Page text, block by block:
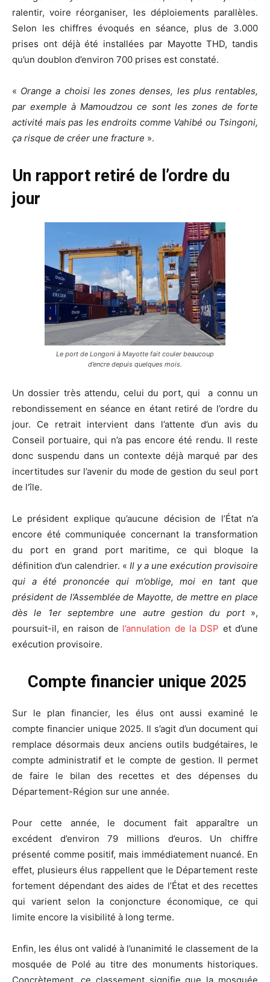
ralentir, voire réorganiser, les déploiements parallèles.
Selon les chiffres évoqués en séance, plus de 3.000
prises ont déjà été installées par Mayotte THD, tandis
qu’un doublon d’environ 700 prises est constaté.
« Orange a choisi les zones denses, les plus rentables,
par exemple à Mamoudzou ce sont les zones de forte
activité mais pas les endroits comme Vahibé ou Tsingoni,
ça risque de créer une fracture ».
Un rapport retiré de l’ordre du
jour
Le port de Longoni à Mayotte fait couler beaucoup
d’encre depuis quelques mois.
Un dossier très attendu, celui du port, qui a connu un
rebondissement en séance en étant retiré de l’ordre du
jour. Ce retrait intervient dans l’attente d’un avis du
Conseil portuaire, qui n’a pas encore été rendu. Il reste
donc suspendu dans un contexte déjà marqué par des
incertitudes sur l’avenir du mode de gestion du seul port
de l’île.
Le président explique qu’aucune décision de l’État n’a
encore été communiquée concernant la transformation
du port en grand port maritime, ce qui bloque la
définition d’un calendrier. « Il y a une exécution provisoire
qui a été prononcée qui m’oblige, moi en tant que
président de l’Assemblée de Mayotte, de mettre en place
dès le 1er septembre une autre gestion du port»,
poursuit-il, en raison de l’annulation de la DSP et d’une
exécution provisoire.
Compte financier unique 2025
Sur le plan financier, les élus ont aussi examiné le
compte financier unique 2025. Il s’agit d’un document qui
remplace désormais deux anciens outils budgétaires, le
compte administratif et le compte de gestion. Il permet
de faire le bilan des recettes et des dépenses du
Département-Région sur une année.
Pour cette année, le document fait apparaître un
excédent d’environ 79 millions d’euros. Un chiffre
présenté comme positif, mais immédiatement nuancé. En
effet, plusieurs élus rappellent que le Département reste
fortement dépendant des aides de l’État et des recettes
qui varient selon la conjoncture économique, ce qui
limite encore la visibilité à long terme.
Enfin, les élus ont validé à l’unanimité le classement de la
mosquée de Polé au titre des monuments historiques.